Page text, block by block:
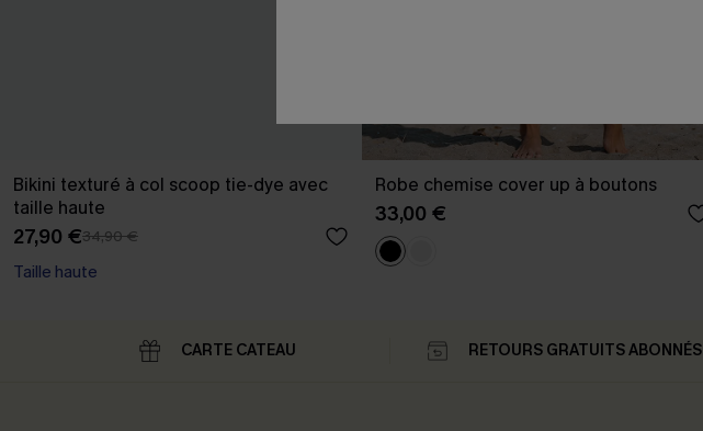
Bikini texturé à col scoop tie-dye avec
taille haute
27,90 €34,90 €
Taille haute
Robe chemise cover up à boutons
33,00 €
CARTE CATEAU RETOURS GRATUITS ABONNÉS